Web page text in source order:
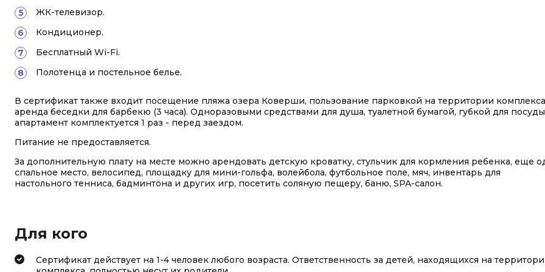
ЖК-телевизор.
Кондиционер.
Бесплатный Wi-Fi.
Полотенца и постельное белье.
В сертификат также входит посещение пляжа озера Коверши, пользование парковкой на территории
аренда беседки для барбекю (3 часа). Одноразовыми средствами для душа, туалетной бумагой, губкой для посуды
апартамент комплектуется 1 раз - перед заездом.
Питание не предоставляется.
За дополнительную плату на месте можно арендовать детскую кроватку, стульчик для кормления ребенка, еще
спальное место, велосипед, площадку для мини-гольфа, волейбола, футбольное поле, мяч, инвентарь для
настольного тенниса, бадминтона и других игр, посетить соляную пещеру, баню, SPA-салон.
Для кого
Сертификат действует на 1-4 человек любого возраста. Ответственность за детей, находящихся на